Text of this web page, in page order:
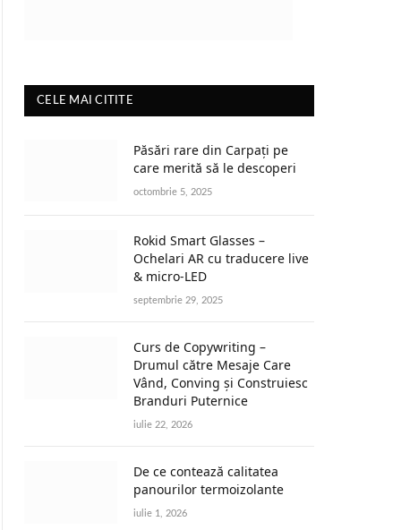
CELE MAI CITITE
Păsări rare din Carpați pe
care merită să le descoperi
octombrie 5, 2025
Rokid Smart Glasses –
Ochelari AR cu traducere live
& micro-LED
septembrie 29, 2025
Curs de Copywriting –
Drumul către Mesaje Care
Vând, Conving și Construiesc
Branduri Puternice
iulie 22, 2026
De ce contează calitatea
panourilor termoizolante
iulie 1, 2026